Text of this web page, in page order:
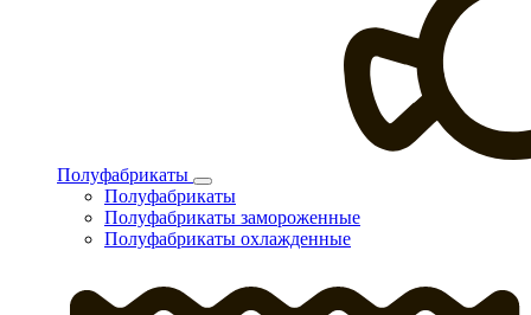
Полуфабрикаты
Полуфабрикаты
Полуфабрикаты замороженные
Полуфабрикаты охлажденные